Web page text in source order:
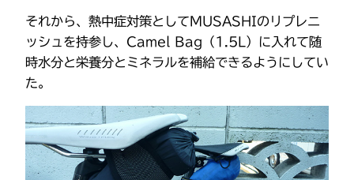
それから、熱中症対策としてMUSASHIのリプレニ
ッシュを持参し、Camel Bag（1.5L）に入れて随
時水分と栄養分とミネラルを補給できるようにしてい
た。